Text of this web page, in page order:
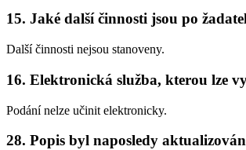
15. Jaké další činnosti jsou po
Další činnosti nejsou stanoveny.
16. Elektronická služba, kterou lze
Podání nelze učinit elektronicky.
28. Popis byl naposledy aktualizován